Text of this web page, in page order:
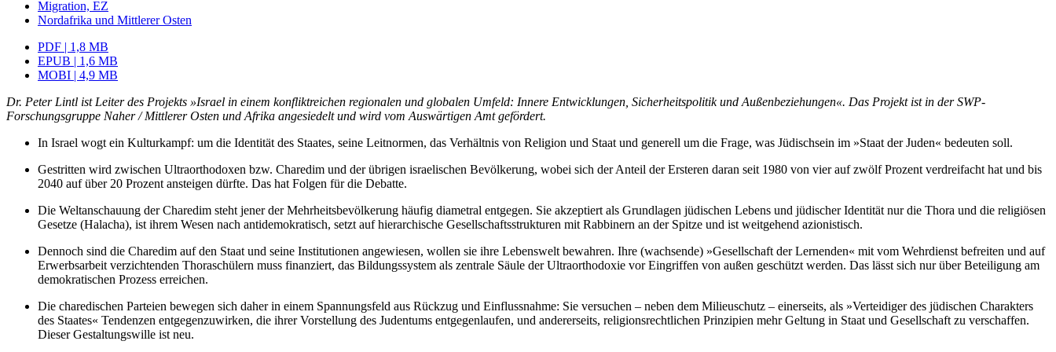
Migration, EZ
Nordafrika und Mittlerer Osten
PDF | 1,8 MB
EPUB | 1,6 MB
MOBI | 4,9 MB
Dr. Peter Lintl ist Leiter des Projekts »Israel in einem konflikt­reichen regionalen und globalen Umfeld: Innere Entwicklungen, Sicherheitspolitik und Außenbeziehungen«. Das Projekt ist in der SWP-
Forschungsgruppe Naher / Mittlerer Osten und Afrika angesiedelt und wird vom Auswärtigen Amt gefördert.
In Israel wogt ein Kulturkampf: um die Identität des Staates, seine Leit­normen, das Verhältnis von Religion und Staat und generell um die Frage, was Jüdischsein im »Staat der Juden« bedeuten soll.
Gestritten wird zwischen Ultraorthodoxen bzw. Charedim und der übri­gen israelischen Bevölkerung, wobei sich der Anteil der Ersteren daran seit 1980 von vier auf zwölf Prozent verdreifacht hat und bis
2040 auf über 20 Prozent ansteigen dürfte. Das hat Folgen für die Debatte.
Die Weltanschauung der Charedim steht jener der Mehrheitsbevölkerung häufig diametral entgegen. Sie akzeptiert als Grundlagen jüdischen Lebens und jüdischer Identität nur die Thora und die religiösen
Gesetze (Halacha), ist ihrem Wesen nach antidemokratisch, setzt auf hierarchische Gesellschaftsstrukturen mit Rabbinern an der Spitze und ist weit­gehend azionistisch.
Dennoch sind die Charedim auf den Staat und seine Institutionen an­gewiesen, wollen sie ihre Lebenswelt bewahren. Ihre (wachsende) »Gesellschaft der Lernenden« mit vom Wehrdienst befreiten und auf
Erwerbs­arbeit verzichtenden Thoraschülern muss finanziert, das Bildungssystem als zentrale Säule der Ultraorthodoxie vor Eingriffen von außen geschützt werden. Das lässt sich nur über Beteiligung am
demokratischen Prozess erreichen.
Die charedischen Parteien bewegen sich daher in einem Spannungsfeld aus Rückzug und Einflussnahme: Sie versuchen – neben dem Milieuschutz – einerseits, als »Verteidiger des jüdischen Charakters
des Staates« Tendenzen entgegenzuwirken, die ihrer Vorstellung des Judentums ent­gegenlaufen, und andererseits, religionsrechtlichen Prinzipien mehr Gel­tung in Staat und Gesellschaft zu verschaffen.
Dieser Gestaltungswille ist neu.